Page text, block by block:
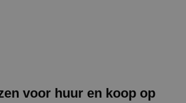
voor huur en koop op